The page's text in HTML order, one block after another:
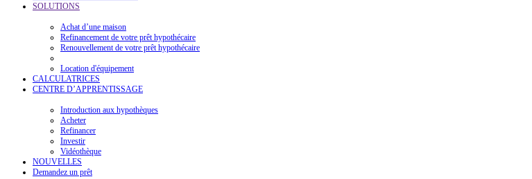
SOLUTIONS
Achat d’une maison
Refinancement de votre prêt hypothécaire
Renouvellement de votre prêt hypothécaire
Location d'équipement
CALCULATRICES
CENTRE D’APPRENTISSAGE
Introduction aux hypothèques
Acheter
Refinancer
Investir
Vidéothèque
NOUVELLES
Demandez un prêt